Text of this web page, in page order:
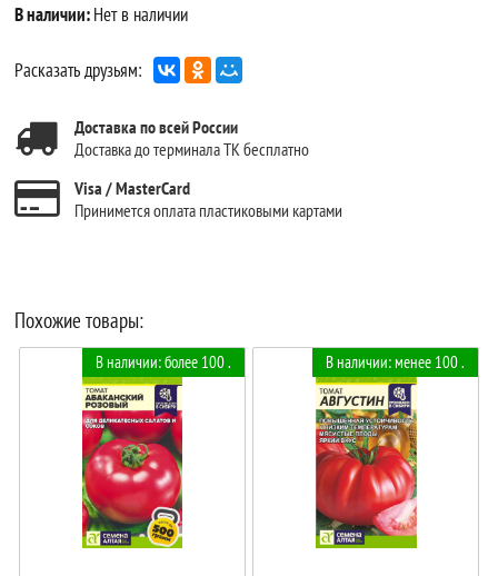
В наличии:Нет в наличии
Расказать друзьям:
Доставка по всей России
Доставка до терминала ТК бесплатно
Visa / MasterCard
Принимется оплата пластиковыми картами
Похожие товары:
В наличии: более 100 . В наличии: менее 100 .